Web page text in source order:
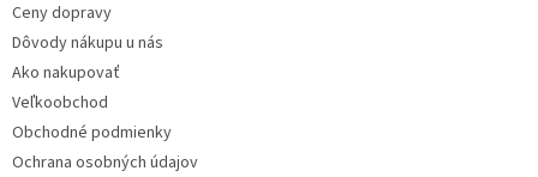
Ceny dopravy
Dôvody nákupu u nás
Ako nakupovať
Veľkoobchod
Obchodné podmienky
Ochrana osobných údajov